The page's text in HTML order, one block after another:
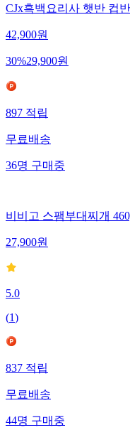
CJx흑백요리사 햇반 컵
42,900원
30%29,900원
897 적립
무료배송
36명 구매중
비비고 스팸부대찌개
27,900원
5.0
(1)
837 적립
무료배송
44명 구매중